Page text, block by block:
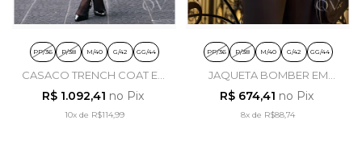
PP/36 P/38 M/40 G/42 GG/44
CASACO TRENCH COAT EM
PIED POULE PRETO - LUZIA
FAZZOLLI
R$ 1.092,41 no Pix
10xde R$114,99
PP/36 P/38 M/40 G/42 GG/44
JAQUETA BOMBER EM
TRICOLINE BRANCO - LUZIA
FAZZOLLI
R$ 674,41 no Pix
8x de R$88,74